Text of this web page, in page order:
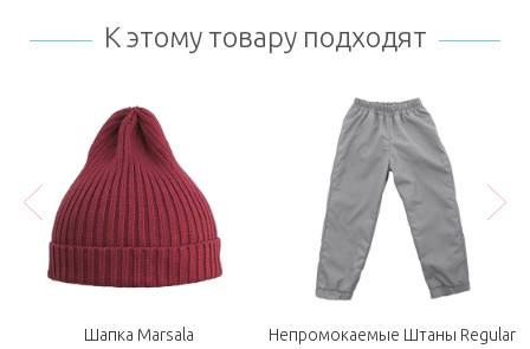
К этому товару подходят
Шапка Marsala
Непромокаемые Штаны Regular